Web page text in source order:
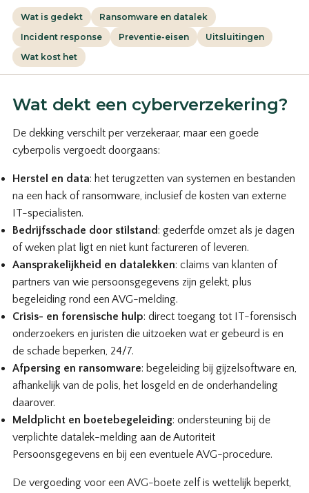
Wat is gedekt
Ransomware en datalek
Incident response
Preventie-eisen
Uitsluitingen
Wat kost het
Wat dekt een cyberverzekering?
De dekking verschilt per verzekeraar, maar een goede
cyberpolis vergoedt doorgaans:
Herstel en data: het terugzetten van systemen en bestanden
na een hack of ransomware, inclusief de kosten van externe
IT-specialisten.
Bedrijfsschade door stilstand: gederfde omzet als je dagen
of weken plat ligt en niet kunt factureren of leveren.
Aansprakelijkheid en datalekken: claims van klanten of
partners van wie persoonsgegevens zijn gelekt, plus
begeleiding rond een AVG-melding.
Crisis- en forensische hulp: direct toegang tot IT-forensisch
onderzoekers en juristen die uitzoeken wat er gebeurd is en
de schade beperken, 24/7.
Afpersing en ransomware: begeleiding bij gijzelsoftware en,
afhankelijk van de polis, het losgeld en de onderhandeling
daarover.
Meldplicht en boetebegeleiding: ondersteuning bij de
verplichte datalek-melding aan de Autoriteit
Persoonsgegevens en bij een eventuele AVG-procedure.
De vergoeding voor een AVG-boete zelf is wettelijk beperkt,